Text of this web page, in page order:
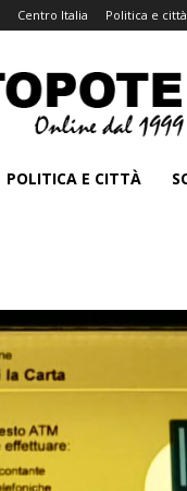
Centro Italia Politica e città
POLITICA E CITTÀ